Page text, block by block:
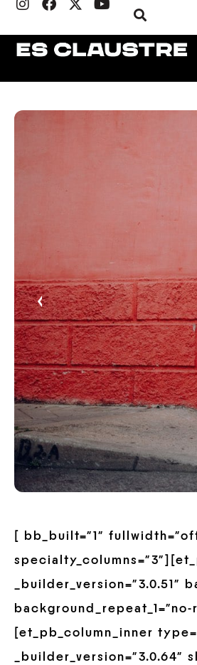
‹
[ bb_built=”1″
_builder_version=”3.0.51″
[et_pb_column_inner
_builder_version=”3.0.64″